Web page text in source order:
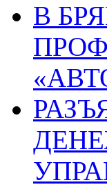
В